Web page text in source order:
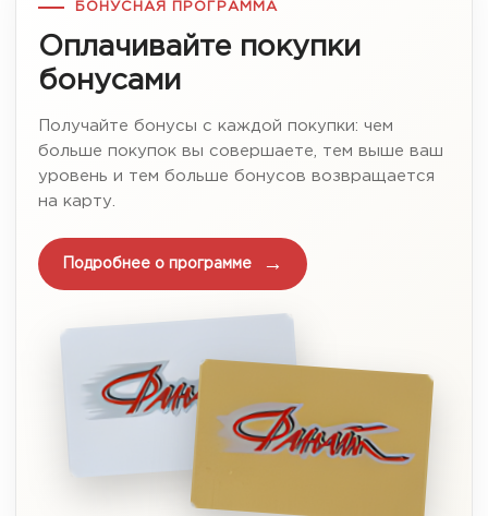
БОНУСНАЯ ПРОГРАММА
Оплачивайте покупки
бонусами
Получайте бонусы с каждой покупки: чем
больше покупок вы совершаете, тем выше ваш
уровень и тем больше бонусов возвращается
на карту.
Подробнее о программе